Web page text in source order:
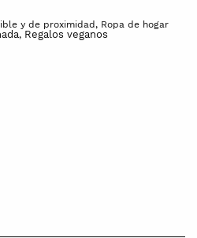
y de proximidad, Ropa de hogar
, Regalos veganos